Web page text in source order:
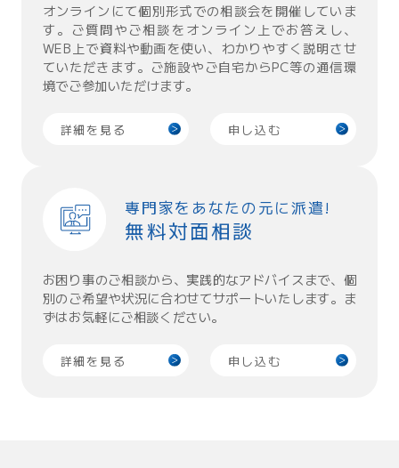
オンラインにて個別形式での相談会を開催していま
す。ご質問やご相談をオンライン上でお答えし、
WEB上で資料や動画を使い、わかりやすく説明させ
ていただきます。ご施設やご自宅からPC等の通信環
境でご参加いただけます。
詳細を見る 申し込む
専門家をあなたの元に派遣!
無料対面相談
お困り事のご相談から、実践的なアドバイスまで、個
別のご希望や状況に合わせてサポートいたします。ま
ずはお気軽にご相談ください。
詳細を見る 申し込む